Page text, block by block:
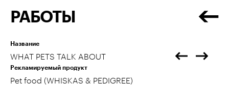
РАБОТЫ
Название
WHAT PETS TALK ABOUT
Рекламируемый продукт
Pet food (WHISKAS & PEDIGREE)